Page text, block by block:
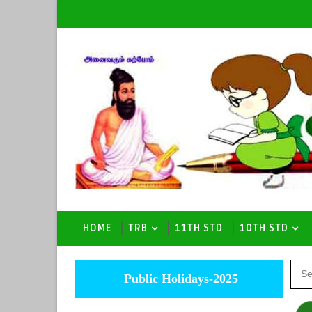
HOME TRB 11TH STD 10TH STD
Public Holidays-2025